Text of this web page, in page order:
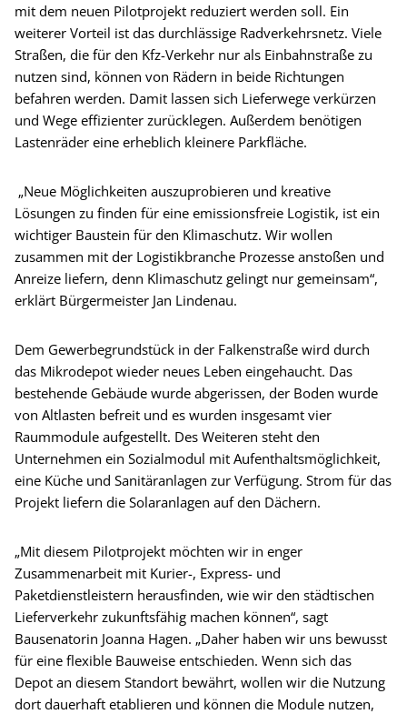
mit dem neuen Pilotprojekt reduziert werden soll. Ein
weiterer Vorteil ist das durchlässige Radverkehrsnetz. Viele
Straßen, die für den Kfz-Verkehr nur als Einbahnstraße zu
nutzen sind, können von Rädern in beide Richtungen
befahren werden. Damit lassen sich Lieferwege verkürzen
und Wege effizienter zurücklegen. Außerdem benötigen
Lastenräder eine erheblich kleinere Parkfläche.
„Neue Möglichkeiten auszuprobieren und kreative
Lösungen zu finden für eine emissionsfreie Logistik, ist ein
wichtiger Baustein für den Klimaschutz. Wir wollen
zusammen mit der Logistikbranche Prozesse anstoßen und
Anreize liefern, denn Klimaschutz gelingt nur gemeinsam“,
erklärt Bürgermeister Jan Lindenau.
Dem Gewerbegrundstück in der Falkenstraße wird durch
das Mikrodepot wieder neues Leben eingehaucht. Das
bestehende Gebäude wurde abgerissen, der Boden wurde
von Altlasten befreit und es wurden insgesamt vier
Raummodule aufgestellt. Des Weiteren steht den
Unternehmen ein Sozialmodul mit Aufenthaltsmöglichkeit,
eine Küche und Sanitäranlagen zur Verfügung. Strom für das
Projekt liefern die Solaranlagen auf den Dächern.
„Mit diesem Pilotprojekt möchten wir in enger
Zusammenarbeit mit Kurier-, Express- und
Paketdienstleistern herausfinden, wie wir den städtischen
Lieferverkehr zukunftsfähig machen können“, sagt
Bausenatorin Joanna Hagen. „Daher haben wir uns bewusst
für eine flexible Bauweise entschieden. Wenn sich das
Depot an diesem Standort bewährt, wollen wir die Nutzung
dort dauerhaft etablieren und können die Module nutzen,